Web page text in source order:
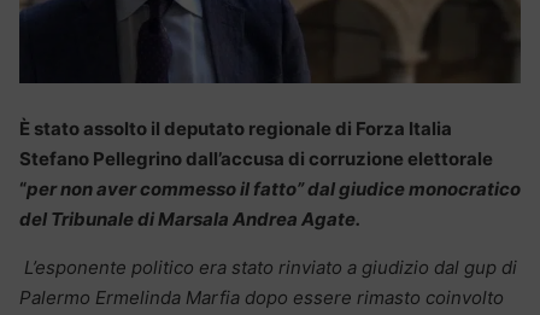
È stato assolto il deputato regionale di Forza Italia
Stefano Pellegrino dall’accusa di corruzione elettorale
“per non aver commesso il fatto” dal giudice monocratico
del Tribunale di Marsala Andrea Agate.
L’esponente politico era stato rinviato a giudizio dal gup di
Palermo Ermelinda Marfia dopo essere rimasto coinvolto